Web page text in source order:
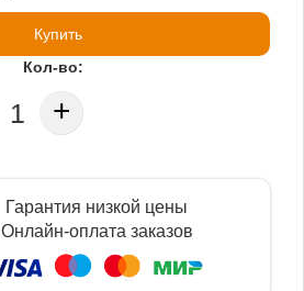
Купить
Кол-во:
+
Гарантия низкой цены
Онлайн-оплата заказов